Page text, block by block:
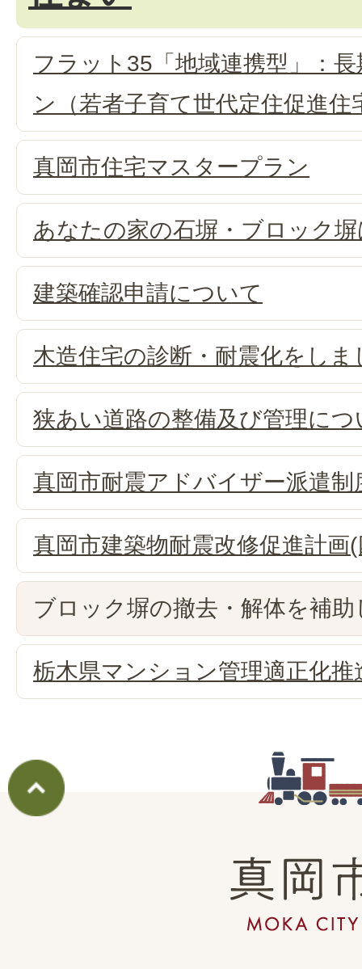
フラット35「地域連携型」：
ン（若者子育て世代定住促進住
真岡市住宅マスタープラン
あなたの家の石塀・ブロック
建築確認申請について
木造住宅の診断・耐震化をしま
狭あい道路の整備及び管理につ
真岡市耐震アドバイザー派遣
真岡市建築物耐震改修促進計画
ブロック塀の撤去・解体を補
栃木県マンション管理適正化推
真
岡
市